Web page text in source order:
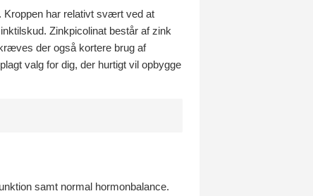
har relativt svært ved at
Zinkpicolinat består af zink
der også kortere brug af
valg for dig, der hurtigt vil opbygge
samt normal hormonbalance.